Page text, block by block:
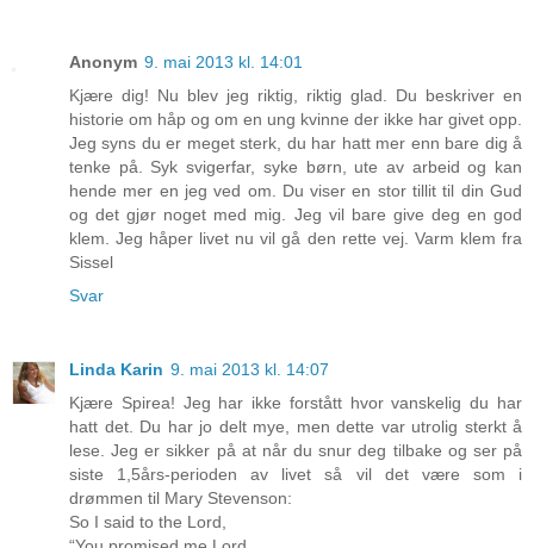
Anonym 9. mai 2013 kl. 14:01
Kjære dig! Nu blev jeg riktig, riktig glad. Du beskriver en
historie om håp og om en ung kvinne der ikke har givet opp.
Jeg syns du er meget sterk, du har hatt mer enn bare dig å
tenke på. Syk svigerfar, syke børn, ute av arbeid og kan
hende mer en jeg ved om. Du viser en stor tillit til din Gud
og det gjør noget med mig. Jeg vil bare give deg en god
klem. Jeg håper livet nu vil gå den rette vej. Varm klem fra
Sissel
Svar
Linda Karin 9. mai 2013 kl. 14:07
Kjære Spirea! Jeg har ikke forstått hvor vanskelig du har
hatt det. Du har jo delt mye, men dette var utrolig sterkt å
lese. Jeg er sikker på at når du snur deg tilbake og ser på
siste 1,5års-perioden av livet så vil det være som i
drømmen til Mary Stevenson:
So I said to the Lord,